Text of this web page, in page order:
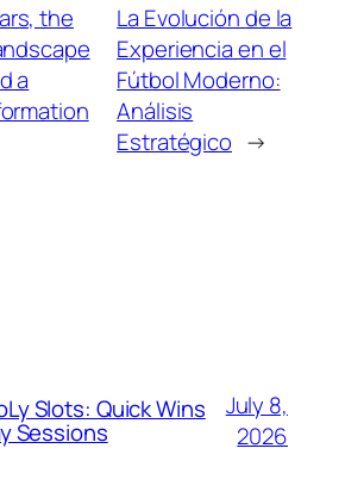
the
a
La Evolución de la
Experiencia en el
Fútbol Moderno:
Análisis
Estratégico →
Slots: Quick Wins
Sessions
July 8,
2026